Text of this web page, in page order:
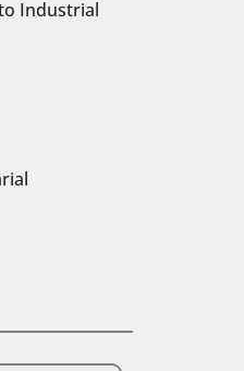
Industrial